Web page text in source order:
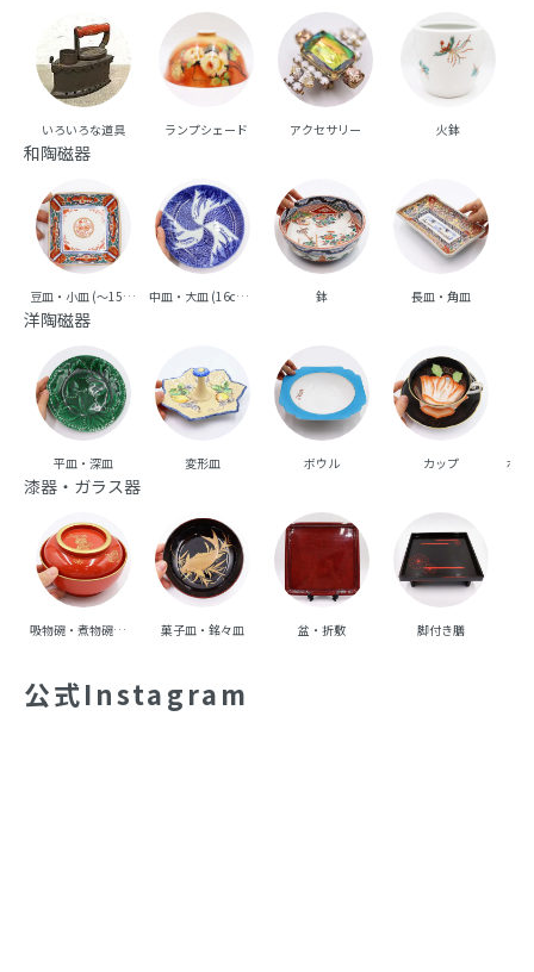
いろいろな道具 ランプシェード アクセサリー 火鉢
和陶磁器
豆皿・小皿 (～15cm台) 中皿・大皿 (16cm台～) 鉢 長皿・角皿
洋陶磁器
平皿・深皿 変形皿 ボウル カップ ポッ
漆器・ガラス器
吸物碗・煮物碗・丼碗 菓子皿・銘々皿 盆・折敷 脚付き膳
公式Instagram